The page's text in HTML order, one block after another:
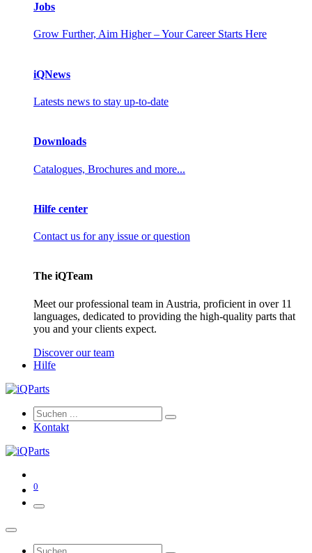
Jobs
Grow Further, Aim Higher – Your Career Starts Here
iQNews
Latests news to stay up-to-date
Downloads
Catalogues, Brochures and more...
Hilfe center
Contact us for any issue or question
The iQTeam
Meet our professional team in Austria, proficient in over 11
languages, dedicated to providing the high-quality parts that
you and your clients expect.
Discover our team
Hilfe
Kontakt
0